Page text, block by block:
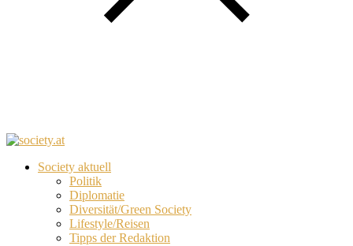
Society aktuell
Politik
Diplomatie
Diversität/Green Society
Lifestyle/Reisen
Tipps der Redaktion